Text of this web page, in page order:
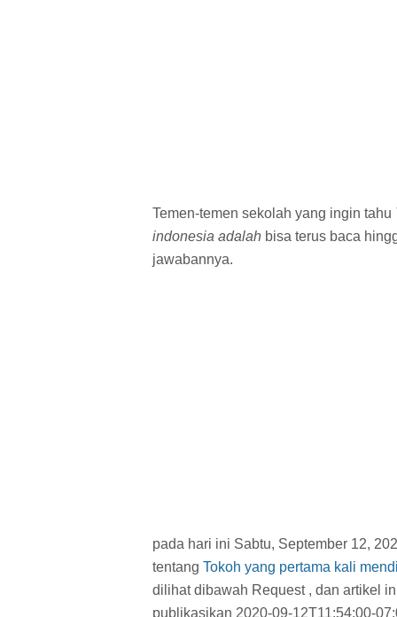
Temen-temen sekolah yang ingin tahu
indonesia adalah bisa terus baca
jawabannya.
pada hari ini Sabtu, September 12,
tentang Tokoh yang pertama kali
dilihat dibawah Request , dan artikel
publikasikan 2020-09-12T11:54:00-